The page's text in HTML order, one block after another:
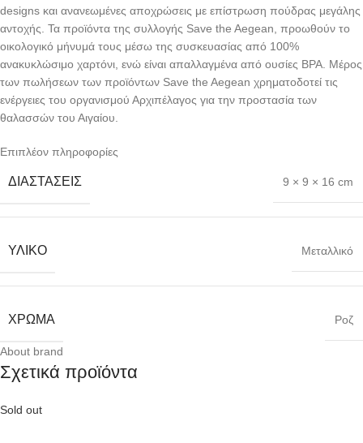
designs και ανανεωμένες αποχρώσεις με επίστρωση πούδρας μεγάλης
αντοχής. Τα προϊόντα της συλλογής Save the Aegean, προωθούν το
οικολογικό μήνυμά τους μέσω της συσκευασίας από 100%
ανακυκλώσιμο χαρτόνι, ενώ είναι απαλλαγμένα από ουσίες BPA. Μέρος
των πωλήσεων των προϊόντων Save the Aegean χρηματοδοτεί τις
ενέργειες του οργανισμού Αρχιπέλαγος για την προστασία των
θαλασσών του Αιγαίου.
Επιπλέον πληροφορίες
ΔΙΑΣΤΆΣΕΙΣ 9 × 9 × 16 cm
ΥΛΙΚΌ Μεταλλικό
ΧΡΏΜΑ Ροζ
About brand
Σχετικά προϊόντα
Sold out